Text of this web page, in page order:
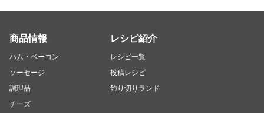
商品情報
ハム・ベーコン
ソーセージ
調理品
チーズ
レシピ紹介
レシピ一覧
投稿レシピ
飾り切りランド